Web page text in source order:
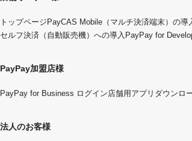
トップページ PayCAS Mobile（マルチ決済端末）の導
セルフ決済（自動販売機）への導入 PayPay for
PayPay加盟店様
PayPay for Business ログイン店舗用アプリダウンロ
法人のお客様